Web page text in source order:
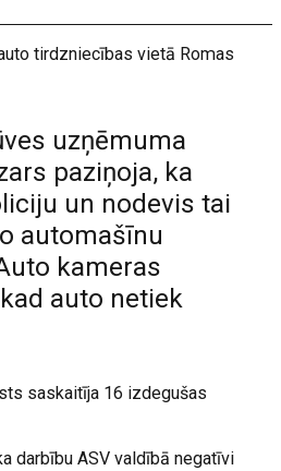
tirdzniecības vietā Romas
uzņēmuma
paziņoja, ka
un nodevis tai
automašīnu
kameras
auto netiek
saskaitīja 16 izdegušas
darbību ASV valdībā negatīvi